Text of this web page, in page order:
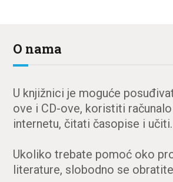
O nama
U knjižnici je moguće
ove i CD-ove, koristiti
internetu, čitati časopise i učiti.
Ukoliko trebate pomoć oko
literature, slobodno se